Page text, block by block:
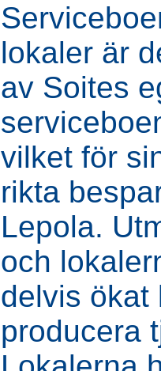
lokaler är
av Soites
vilket för
rikta
Lepola.
och
delvis ökat
producera